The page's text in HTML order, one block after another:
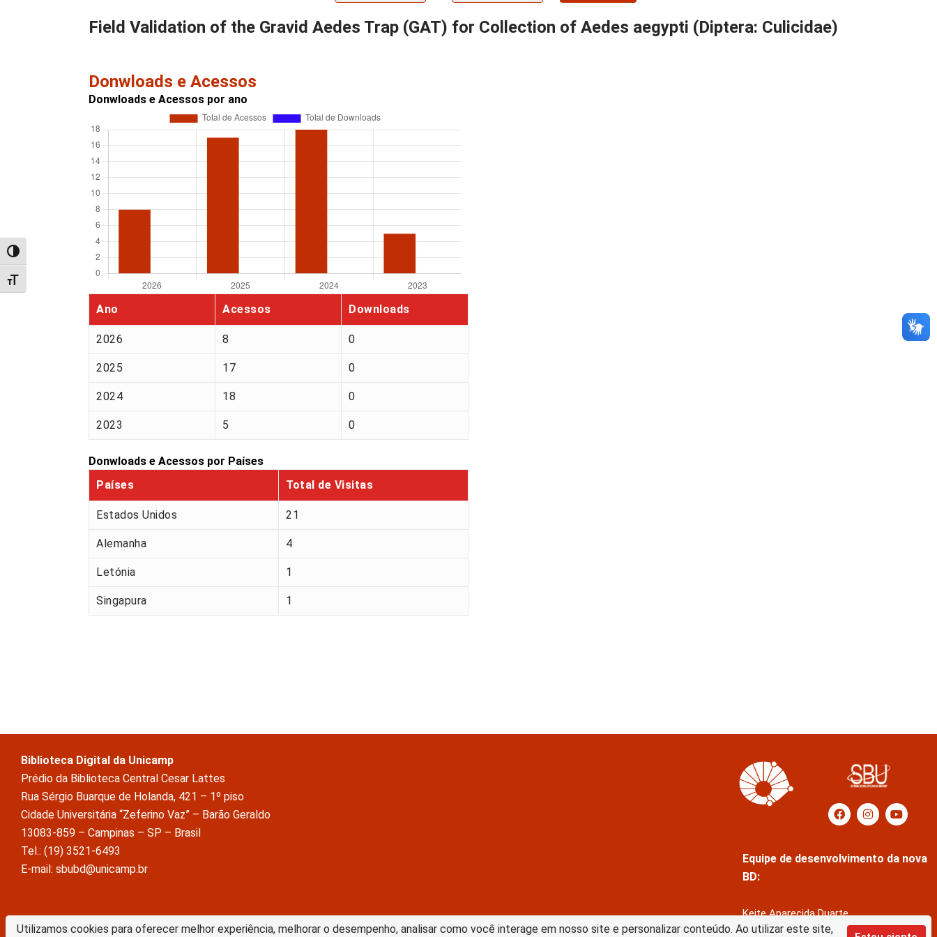
Utilizamos cookies para oferecer melhor experiência, melhorar o desempenho, analisar como você interage em nosso site e personalizar conteúdo. Ao utilizar este site,
Alternar alto contraste
Alternar tamanho da fonte
Field Validation of the Gravid Aedes Trap (GAT) for Collection of Aedes aegypti (Diptera: Culicidae)
Donwloads e Acessos
Donwloads e Acessos por ano
Ano Acessos Downloads
2026 8 0
2025 17 0
2024 18 0
2023 5 0
Donwloads e Acessos por Países
Países
Total de Visitas
Estados Unidos 21
Alemanha 4
Letónia 1
Singapura 1
Biblioteca Digital da Unicamp
Prédio da Biblioteca Central Cesar Lattes
Rua Sérgio Buarque de Holanda, 421 – 1º piso
Cidade Universitária “Zeferino Vaz” – Barão Geraldo
13083-859 – Campinas – SP – Brasil
Tel.: (19) 3521-6493
E-mail: sbubd@unicamp.br
A Biblioteca Digital da Unicamp está licenciado com uma Licença Creative Commons –
Equipe de desenvolvimento da nova
BD:
Keite Aparecida Duarte
Márcio Vinícius de Jesus Almeida